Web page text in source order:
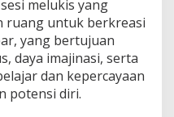
melukis yang
ruang untuk berkreasi
yang bertujuan
daya imajinasi, serta
dan kepercayaan
potensi diri.